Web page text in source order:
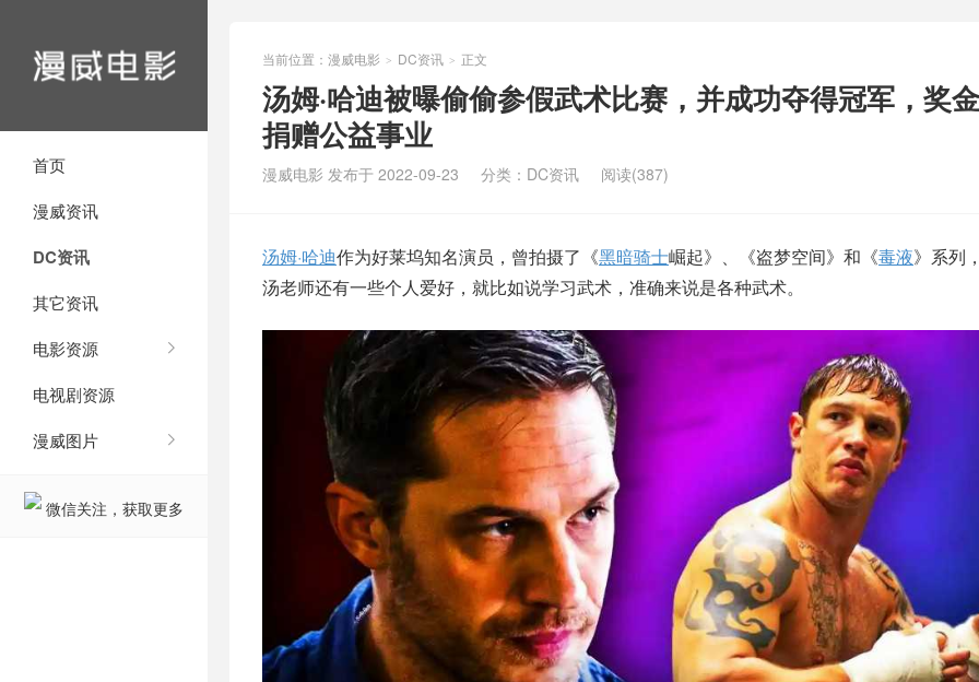
首页
漫威资讯
DC资讯
其它资讯
电影资源
电视剧资源
漫威图片
微信关注，获取更多
当前位置： 漫威电影 > DC资讯 > 正文
汤姆·哈迪被曝偷偷参假武术比赛，并成功夺得冠军，奖
捐赠公益事业
漫威电影 发布于 2022-09-23 分类： DC资讯 阅读(387)
汤姆·哈迪作为好莱坞知名演员，曾拍摄了《黑暗骑士崛起》、《盗梦空间》和《毒液》系列
汤老师还有一些个人爱好，就比如说学习武术，准确来说是各种武术。